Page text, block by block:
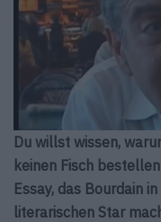
Du willst wissen,
keinen Fisch
Essay, das Bourdain
literarischen Star